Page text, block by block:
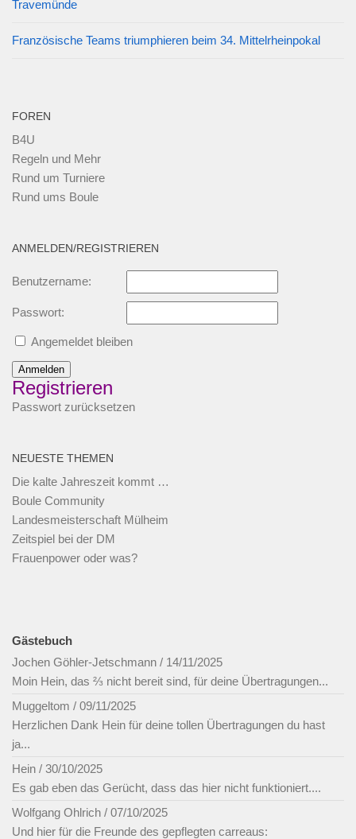
Travemünde
Französische Teams triumphieren beim 34. Mittelrheinpokal
FOREN
B4U
Regeln und Mehr
Rund um Turniere
Rund ums Boule
ANMELDEN/REGISTRIEREN
Benutzername:
Passwort:
Angemeldet bleiben
Anmelden
Registrieren
Passwort zurücksetzen
NEUESTE THEMEN
Die kalte Jahreszeit kommt …
Boule Community
Landesmeisterschaft Mülheim
Zeitspiel bei der DM
Frauenpower oder was?
Gästebuch
Jochen Göhler-Jetschmann / 14/11/2025
Moin Hein, das ⅔ nicht bereit sind, für deine Übertragungen...
Muggeltom / 09/11/2025
Herzlichen Dank Hein für deine tollen Übertragungen du hast
ja...
Hein / 30/10/2025
Es gab eben das Gerücht, dass das hier nicht funktioniert....
Wolfgang Ohlrich / 07/10/2025
Und hier für die Freunde des gepflegten carreaus: